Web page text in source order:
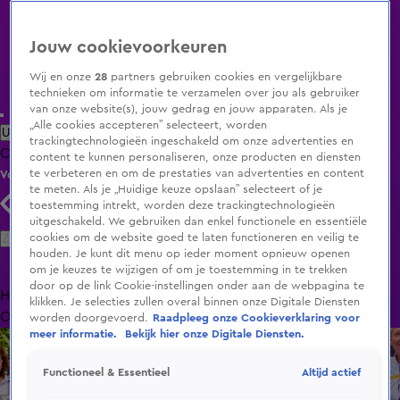
Uitzending Gemist Populaire programma's Zenders Genres
ClipsFilmsRadioSmart TV inlogShop
Volg KIJK
Zoeken
HomeUitzending Gemist Programma's De Bondgenoten
OranjezomerLivestreamsShop
Jouw cookievoorkeuren
Wij en onze28 partners gebruiken cookies en vergelijkbare
technieken om informatie te verzamelen over jou als gebruiker
van onze website(s), jouw gedrag en jouw apparaten. Als je
„Alle cookies accepteren” selecteert, worden
trackingtechnologieën ingeschakeld om onze advertenties en
content te kunnen personaliseren, onze producten en diensten
te verbeteren en om de prestaties van advertenties en content
te meten. Als je „Huidige keuze opslaan” selecteert of je
toestemming intrekt, worden deze trackingtechnologieën
uitgeschakeld. We gebruiken dan enkel functionele en essentiële
cookies om de website goed te laten functioneren en veilig te
houden. Je kunt dit menu op ieder moment opnieuw openen
om je keuzes te wijzigen of om je toestemming in te trekken
door op de link Cookie-instellingen onder aan de webpagina te
klikken. Je selecties zullen overal binnen onze Digitale Diensten
worden doorgevoerd.
Raadpleeg onze Cookieverklaring voor
meer informatie.
Bekijk hier onze Digitale Diensten.
Functioneel & Essentieel Altijd actief